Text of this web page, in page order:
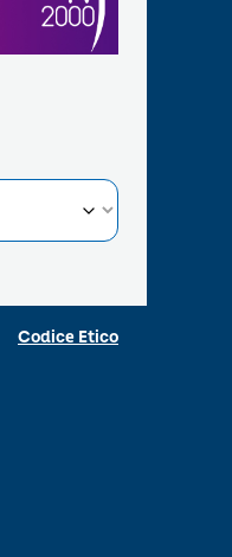
Codice Etico